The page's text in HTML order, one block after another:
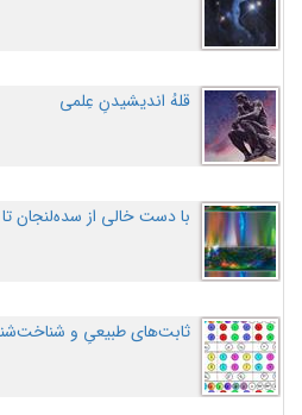
قلهُ اندیشیدنِ عِلمی
با دست خالی از سده‌لنجان
ثابت‌های طبیعیِ و